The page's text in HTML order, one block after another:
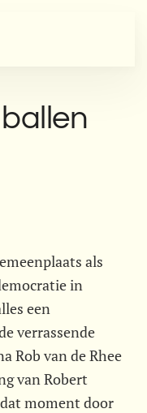
als
in
een
verrassende
Rob van de Rhee
van Robert
dat moment door